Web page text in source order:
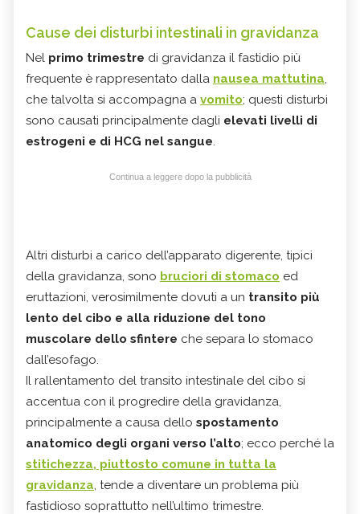
Cause dei disturbi intestinali in gravidanza
Nel primo trimestre di gravidanza il fastidio più
frequente è rappresentato dalla nausea mattutina,
che talvolta si accompagna a vomito; questi disturbi
sono causati principalmente dagli elevati livelli di
estrogeni e di HCG nel sangue.
Continua a leggere dopo la pubblicità
Altri disturbi a carico dell’apparato digerente, tipici
della gravidanza, sono bruciori di stomaco ed
eruttazioni, verosimilmente dovuti a un transito più
lento del cibo e alla riduzione del tono
muscolare dello sfintere che separa lo stomaco
dall’esofago.
Il rallentamento del transito intestinale del cibo si
accentua con il progredire della gravidanza,
principalmente a causa dello spostamento
anatomico degli organi verso l’alto; ecco perché la
stitichezza, piuttosto comune in tutta la
gravidanza, tende a diventare un problema più
fastidioso soprattutto nell’ultimo trimestre.